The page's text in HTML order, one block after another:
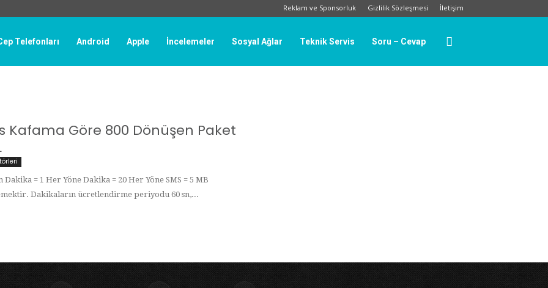
Reklam ve Sponsorluk Gizlilik Sözleşmesi İletişim
Telefonları Android Apple İncelemeler Sosyal Ağlar Teknik Servis Soru – Cevap
Kafama Göre 800 Dönüşen Paket
Dakika = 1 Her Yöne Dakika = 20 Her Yöne SMS = 5 MB
Dakikaların ücretlendirme periyodu 60 sn,...